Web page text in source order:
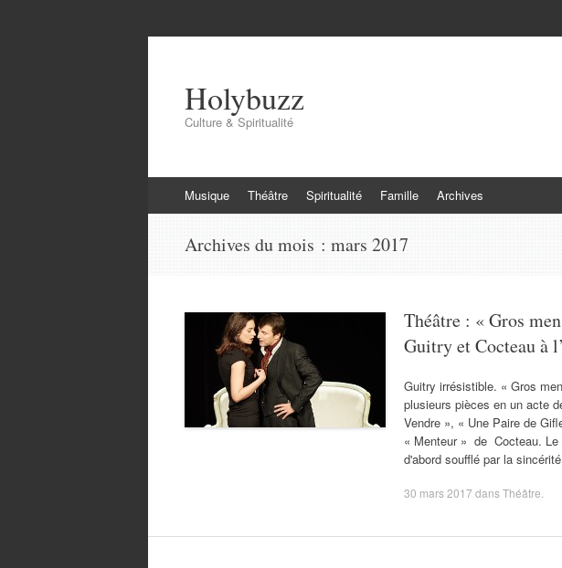
Holybuzz
Culture & Spiritualité
au
Musique Théâtre Spiritualité Famille Archives
Archives du mois : mars 2017
Théâtre : « Gros
Guitry et Cocteau à
Guitry irrésistible. « Gros
plusieurs pièces en un acte
Vendre », « Une Paire de
« Menteur » de Cocteau. Le
d'abord soufflé par la
30 mars 2017 dansThéâtre